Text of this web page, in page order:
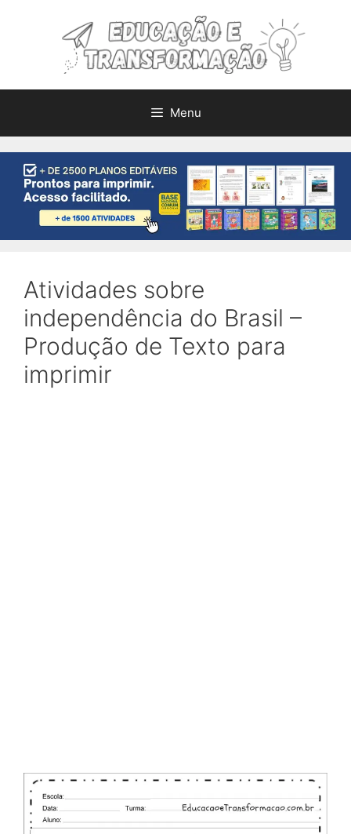
Menu
Atividades sobre
independência do Brasil –
Produção de Texto para
imprimir